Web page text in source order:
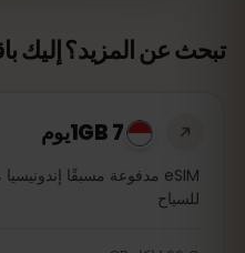
تبحث عن المزيد؟ إليك
1GB 7يوم
للسياح